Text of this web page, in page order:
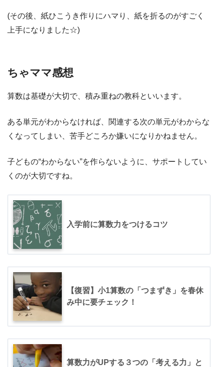
(その後、紙ひこうき作りにハマり、紙を折るのがすごく
上手になりました☆)
ちゃママ感想
算数は基礎が大切で、積み重ねの教科といいます。
ある単元がわからなければ、関連する次の単元がわからな
くなってしまい、苦手どころか嫌いになりかねません。
子どもの“わからない”を作らないように、サポートしてい
くのが大切ですね。
入学前に算数力をつけるコツ
【復習】小1算数の「つまずき」を春休
み中に要チェック！
算数力がUPする３つの「考える力」と